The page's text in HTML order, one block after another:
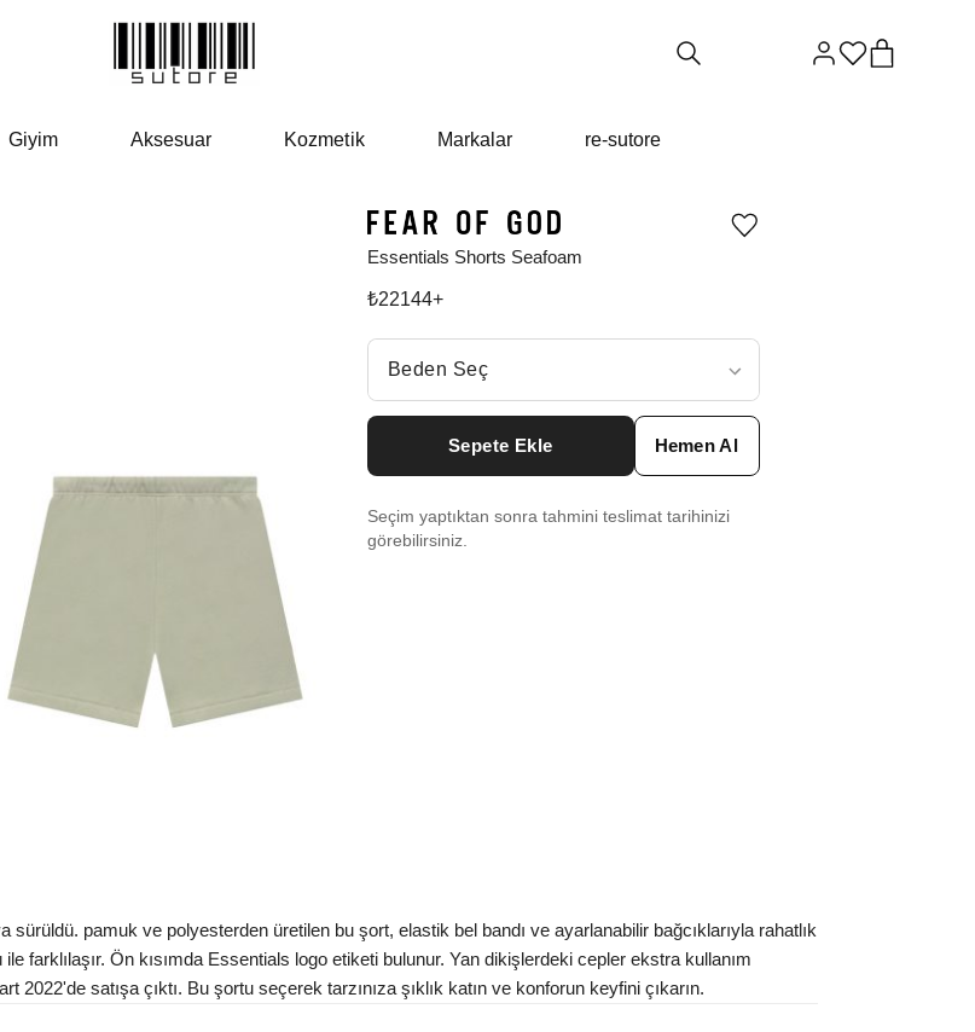
Giyim Aksesuar Kozmetik Markalar re-sutore
Essentials Shorts Seafoam
Ürünü
çıkar
₺22144+
Beden Seç
Beden Seç
Size XXS ₺22144
Size S ₺28222
Sepete Ekle Hemen Al
Seçim yaptıktan sonra tahmini teslimat tarihinizi
görebilirsiniz.
pamuk ve polyesterden üretilen bu şort, elastik bel bandı ve ayarlanabilir bağcıklarıyla rahatlık
farklılaşır. Ön kısımda Essentials logo etiketi bulunur. Yan dikişlerdeki cepler ekstra kullanım
satışa çıktı. Bu şortu seçerek tarzınıza şıklık katın ve konforun keyfini çıkarın.